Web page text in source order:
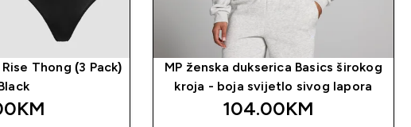
Thong (3 Pack)
MP ženska dukserica Basics širokog
kroja - boja svijetlo sivog lapora
104.00KM‎